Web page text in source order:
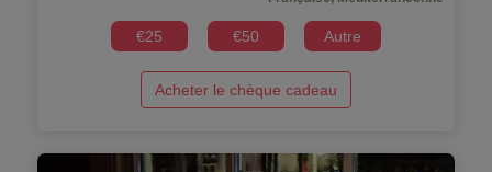
€25 €50 Autre
Acheter le chèque cadeau